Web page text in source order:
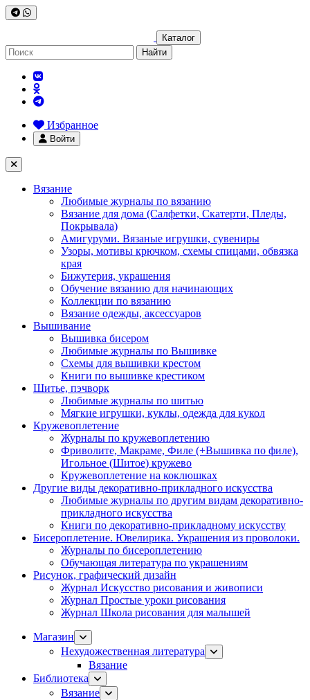
Каталог
Найти
Избранное
Войти
Вязание
Любимые журналы по вязанию
Вязание для дома (Салфетки, Скатерти, Пледы,
Покрывала)
Амигуруми. Вязаные игрушки, сувениры
Узоры, мотивы крючком, схемы спицами, обвязка
края
Бижутерия, украшения
Обучение вязанию для начинающих
Коллекции по вязанию
Вязание одежды, аксессуаров
Вышивание
Вышивка бисером
Любимые журналы по Вышивке
Схемы для вышивки крестом
Книги по вышивке крестиком
Шитье, пэчворк
Любимые журналы по шитью
Мягкие игрушки, куклы, одежда для кукол
Кружевоплетение
Журналы по кружевоплетению
Фриволите, Макраме, Филе (+Вышивка по филе),
Игольное (Шитое) кружево
Кружевоплетение на коклюшках
Другие виды декоративно-прикладного искусства
Любимые журналы по другим видам декоративно-
прикладного искусства
Книги по декоративно-прикладному искусству
Бисероплетение. Ювелирика. Украшения из проволоки.
Журналы по бисероплетению
Обучающая литература по украшениям
Рисунок, графический дизайн
Журнал Искусство рисования и живописи
Журнал Простые уроки рисования
Журнал Школа рисования для малышей
Магазин
Нехудожественная литература
Вязание
Библиотека
Вязание